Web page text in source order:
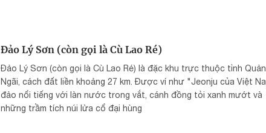
Đảo Lý Sơn (còn gọi là Cù Lao Ré)
Đảo Lý Sơn (còn gọi là Cù Lao Ré) là đặc khu trực thuộc tỉnh
Ngãi, cách đất liền khoảng 27 km. Được ví như "Jeonju của Việt
đảo nổi tiếng với làn nước trong vắt, cánh đồng tỏi xanh mướt và
những trầm tích núi lửa cổ đại hùng